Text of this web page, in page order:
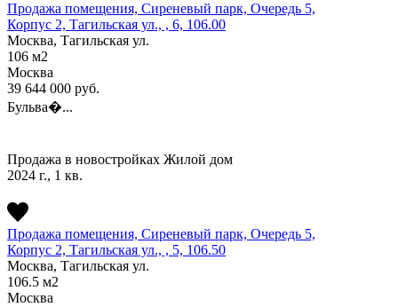
Продажа помещения, Сиреневый парк, Очередь 5,
Корпус 2, Тагильская ул., , 6, 106.00
Москва, Тагильская ул.
106 м2
Москва
39 644 000 руб.
Бульва�...
Продажа в новостройках Жилой дом
2024 г., 1 кв.
Продажа помещения, Сиреневый парк, Очередь 5,
Корпус 2, Тагильская ул., , 5, 106.50
Москва, Тагильская ул.
106.5 м2
Москва